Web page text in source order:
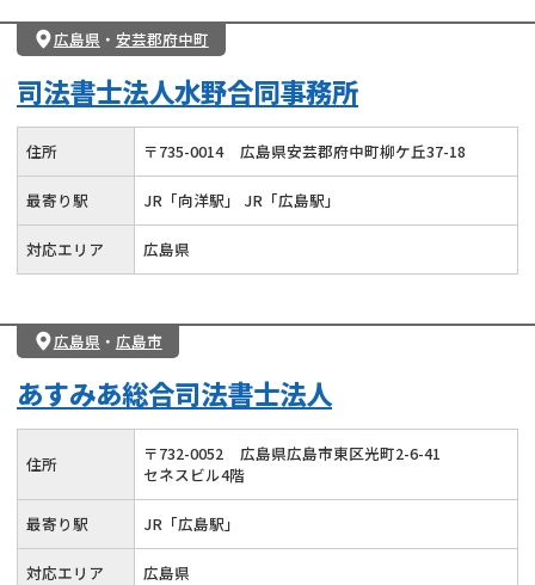
広島県 ・ 安芸郡府中町
司法書士法人水野合同事務所
住所 〒735-0014 広島県安芸郡府中町柳ケ丘37-18
最寄り駅 JR「向洋駅」 JR「広島駅」
対応エリア 広島県
広島県 ・ 広島市
あすみあ総合司法書士法人
住所 〒732-0052
広島県広島市東区光町2-6-41
セネスビル4階
最寄り駅 JR「広島駅」
対応エリア 広島県